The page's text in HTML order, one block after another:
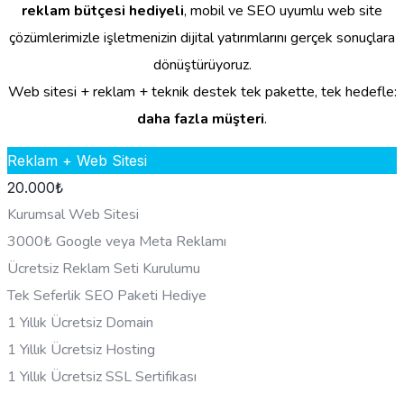
reklam bütçesi hediyeli, mobil ve SEO uyumlu web site
çözümlerimizle işletmenizin dijital yatırımlarını gerçek sonuçlara
dönüştürüyoruz.
Web sitesi + reklam + teknik destek tek pakette, tek hedefle:
daha fazla müşteri.
Reklam + Web Sitesi
20.000₺
Kurumsal Web Sitesi
3000₺ Google veya Meta Reklamı
Ücretsiz Reklam Seti Kurulumu
Tek Seferlik SEO Paketi Hediye
1 Yıllık Ücretsiz Domain
1 Yıllık Ücretsiz Hosting
1 Yıllık Ücretsiz SSL Sertifikası